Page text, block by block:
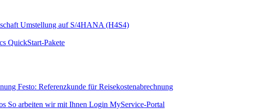
Umstellung auf S/4HANA (H4S4)
QuickStart-Pakete
Festo: Referenzkunde für Reisekostenabrechnung
So arbeiten wir mit Ihnen Login MyService-Portal